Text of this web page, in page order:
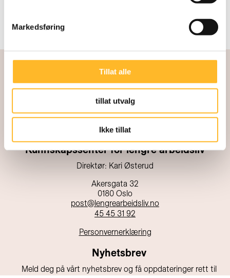
Markedsføring
Tillat alle
tillat utvalg
Ikke tillat
Kunnskapssenter for lengre arbeidsliv
Direktør: Kari Østerud
Akersgata 32
0180 Oslo
post@lengrearbeidsliv.no
45 45 31 92
Personvernerklæring
Nyhetsbrev
Meld deg på vårt nyhetsbrev og få oppdateringer rett til